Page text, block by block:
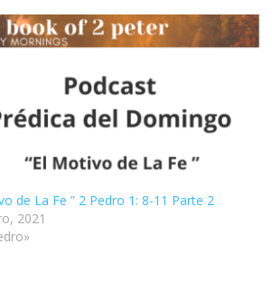
de La Fe ” 2 Pedro 1: 8-11 Parte 2
2021